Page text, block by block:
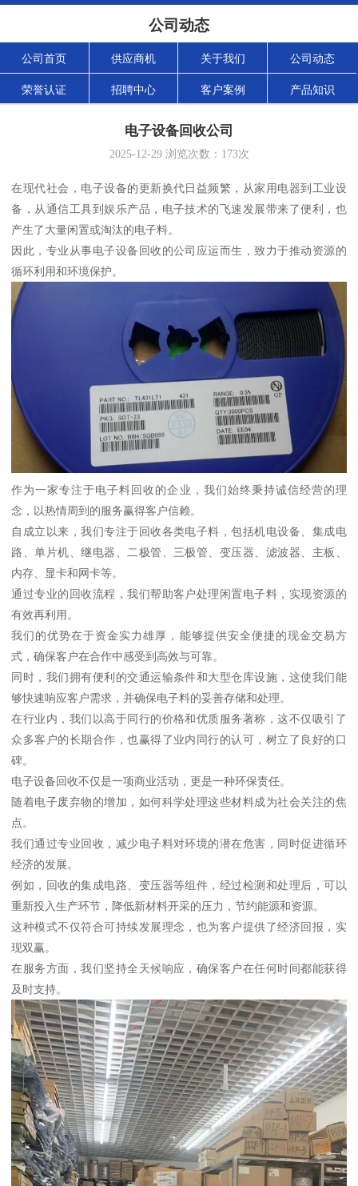
公司动态
公司首页 供应商机 关于我们 公司动态
荣誉认证 招聘中心 客户案例 产品知识
电子设备回收公司
2025-12-29浏览次数： 173次
在现代社会，电子设备的更新换代日益频繁，从家用电器到工业设
备，从通信工具到娱乐产品，电子技术的飞速发展带来了便利，也
产生了大量闲置或淘汰的电子料。
因此，专业从事电子设备回收的公司应运而生，致力于推动资源的
循环利用和环境保护。
作为一家专注于电子料回收的企业，我们始终秉持诚信经营的理
念，以热情周到的服务赢得客户信赖。
自成立以来，我们专注于回收各类电子料，包括机电设备、集成电
路、单片机、继电器、二极管、三极管、变压器、滤波器、主板、
内存、显卡和网卡等。
通过专业的回收流程，我们帮助客户处理闲置电子料，实现资源的
有效再利用。
我们的优势在于资金实力雄厚，能够提供安全便捷的现金交易方
式，确保客户在合作中感受到高效与可靠。
同时，我们拥有便利的交通运输条件和大型仓库设施，这使我们能
够快速响应客户需求，并确保电子料的妥善存储和处理。
在行业内，我们以高于同行的价格和优质服务著称，这不仅吸引了
众多客户的长期合作，也赢得了业内同行的认可，树立了良好的口
碑。
电子设备回收不仅是一项商业活动，更是一种环保责任。
随着电子废弃物的增加，如何科学处理这些材料成为社会关注的焦
点。
我们通过专业回收，减少电子料对环境的潜在危害，同时促进循环
经济的发展。
例如，回收的集成电路、变压器等组件，经过检测和处理后，可以
重新投入生产环节，降低新材料开采的压力，节约能源和资源。
这种模式不仅符合可持续发展理念，也为客户提供了经济回报，实
现双赢。
在服务方面，我们坚持全天候响应，确保客户在任何时间都能获得
及时支持。